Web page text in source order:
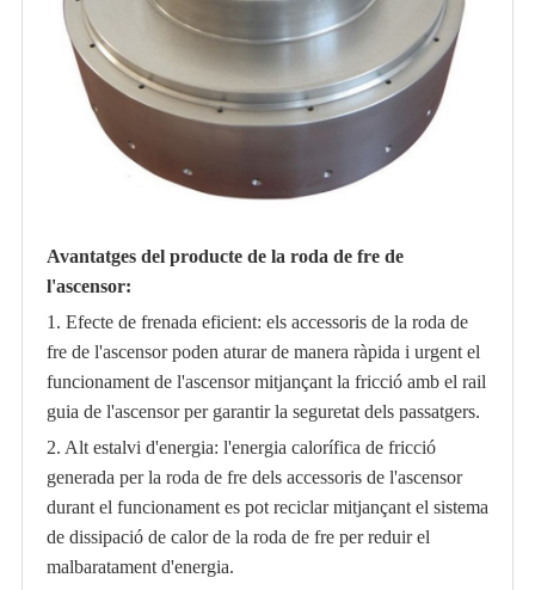
Avantatges del producte de la roda de fre de
l'ascensor:
1. Efecte de frenada eficient: els accessoris de la roda de
fre de l'ascensor poden aturar de manera ràpida i urgent el
funcionament de l'ascensor mitjançant la fricció amb el rail
guia de l'ascensor per garantir la seguretat dels passatgers.
2. Alt estalvi d'energia: l'energia calorífica de fricció
generada per la roda de fre dels accessoris de l'ascensor
durant el funcionament es pot reciclar mitjançant el sistema
de dissipació de calor de la roda de fre per reduir el
malbaratament d'energia.